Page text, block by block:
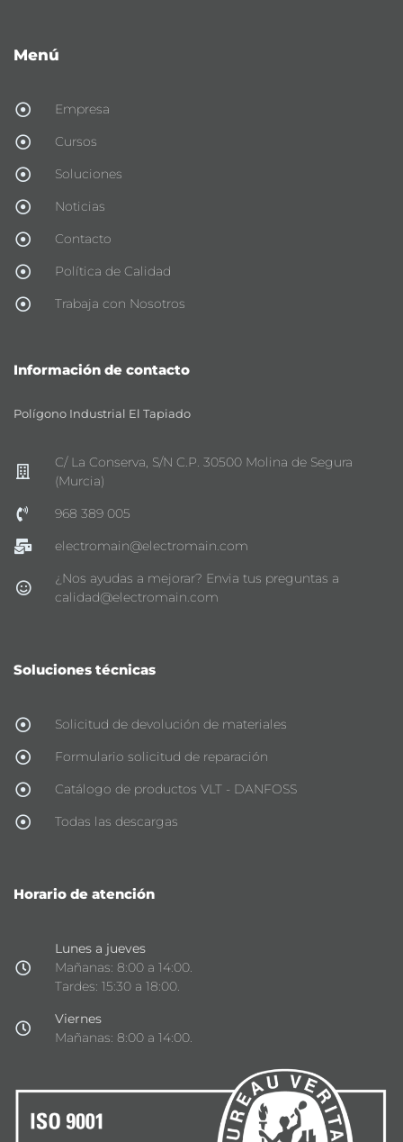
Menú
Empresa
Cursos
Soluciones
Noticias
Contacto
Política de Calidad
Trabaja con Nosotros
Información de contacto
Polígono Industrial El Tapiado
C/ La Conserva, S/N C.P. 30500 Molina de Segura
(Murcia)
968 389 005
electromain@electromain.com
¿Nos ayudas a mejorar? Envia tus preguntas a
calidad@electromain.com
Soluciones técnicas
Solicitud de devolución de materiales
Formulario solicitud de reparación
Catálogo de productos VLT - DANFOSS
Todas las descargas
Horario de atención
Lunes a jueves
Mañanas: 8:00 a 14:00.
Tardes: 15:30 a 18:00.
Viernes
Mañanas: 8:00 a 14:00.